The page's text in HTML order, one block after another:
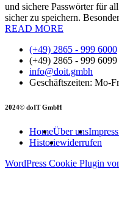
und sichere Passwörter für
sicher zu speichern.
READ MORE
(+49) 2865 - 999 6000
(+49) 2865 - 999 6099
info@doit.gmbh
Geschäftszeiten: Mo-
2024© doIT GmbH
HomeÜber uns
Historiewiderrufen
WordPress Cookie Plugin